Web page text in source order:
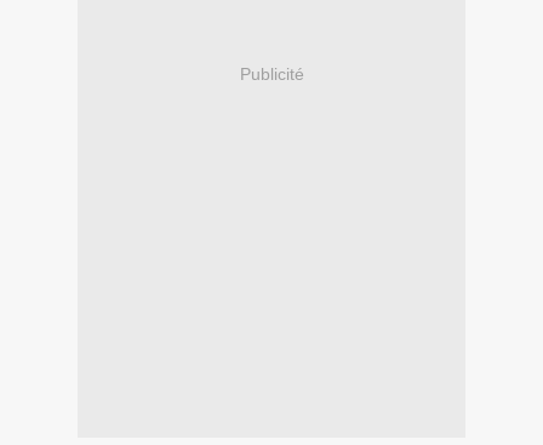
Publicité